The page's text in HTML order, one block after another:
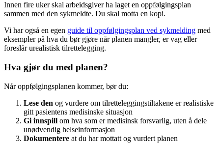
Innen fire uker skal arbeidsgiver ha laget en oppfølgingsplan
sammen med den sykmeldte. Du skal motta en kopi.
Vi har også en egen guide til oppfølgingsplan ved sykmelding med
eksempler på hva du bør gjøre når planen mangler, er vag eller
foreslår urealistisk tilrettelegging.
Hva gjør du med planen?
Når oppfølgingsplanen kommer, bør du:
Lese den og vurdere om tilretteleggingstiltakene er realistiske
gitt pasientens medisinske situasjon
Gi innspill om hva som er medisinsk forsvarlig, uten å dele
unødvendig helseinformasjon
Dokumentere at du har mottatt og vurdert planen